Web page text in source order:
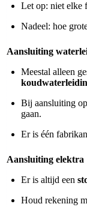
Let op: niet elke
Nadeel: hoe
Aansluiting
Meestal alleen
Bij aansluiting
gaan.
Er is één
Aansluiting elektra
Er is altijd een
Houd rekening